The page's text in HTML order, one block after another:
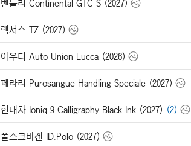
벤틀리 Continental GTC S (2027)
렉서스 TZ (2027)
아우디 Auto Union Lucca (2026)
페라리 Purosangue Handling Speciale (2027)
현대차 Ioniq 9 Calligraphy Black Ink (2027) (2)
폴스크바겐 ID.Polo (2027)